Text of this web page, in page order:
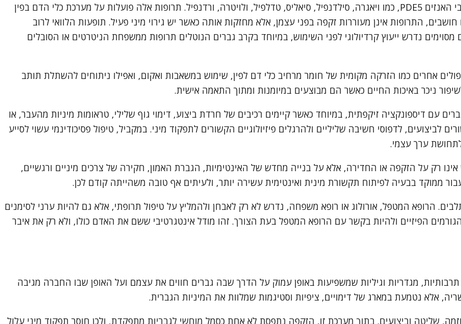
הקו הראשון של הטיפול הרפואי כולל תרופות ממשפחת מעכבי האנזים PDE5, כמו ויאגרה, סילדנפיל, סיאליס, טדלפיל, ולויטרה, ורדנפיל. תרופות אלה פועלות על מערכת כלי הדם בפין
התרופות אינן מעוררות זקפה בפני עצמן, אלא מחזקות אותה כאשר יש גירוי מיני פעיל. תופעות הלוואי לרוב
נדרש ייעוץ קרדיולוגי לפני השימוש, במיוחד בקרב גברים הנוטלים תרופות ממשפחת הניטרטים או הסובלים
אחרים כמו הזרקה מקומית של חומר מרחיב כלי דם לפין, שימוש במשאבות ואקום, ואפילו ניתוחים להשתלת תותב
ניכר באיכות החיים כאשר הם מבוצעים במיומנות ומתוך התאמה אישית.
עם דיספונקציה זיקפתית, במיוחד כאשר קיימים רכיבים של חרדת ביצוע, דימוי גוף שלילי, טראומות מיניות מהעבר, או
לביצועים, לדפוסי חשיבה שליליים ולהרגלים פיזיולוגיים הקשורים לתפקוד מיני. במקביל, טיפול פסיכודינמי עשוי לסייע
לתחושת ערך עצמי.
רק על הזקפה או החדירה, אלא על בנייה מחדש של האינטימיות, הגברת האמון, חקירה של צרכים מיניים ורגשיים,
ממוקד בבעיה לפיתוח תקשורת מינית ואינטימית עשירה יותר, ולעיתים אף טובה משהייתה קודם לכן.
הרופא המטפל, אורולוג או רופא משפחה, נדרש לא רק לאבחן ולהמליץ על טיפול תרופתי, אלא גם להיות ערני לסימנים
הפיזיים ולהיות בקשר עם הרופא המטפל בעת הצורך. זהו מודל אינטגרטיבי ששם את האדם כולו, ולא רק את איבר
מגדריות וגיליות שמשפיעות באופן עמוק על הדרך שבה גברים חווים את עצמם ועל האופן שבו החברה מגיבה
אלא נטמעת במארג של דימויים, ציפיות וסטיגמות שמלוות את המיניות הגברית.
שליטה וביצועים. בתוך מערכת זו, הזקפה נתפסת לא אחת כסמל מוחשי לגבריות מתפקדת, ולכן חוסר תפקוד מיני עלול